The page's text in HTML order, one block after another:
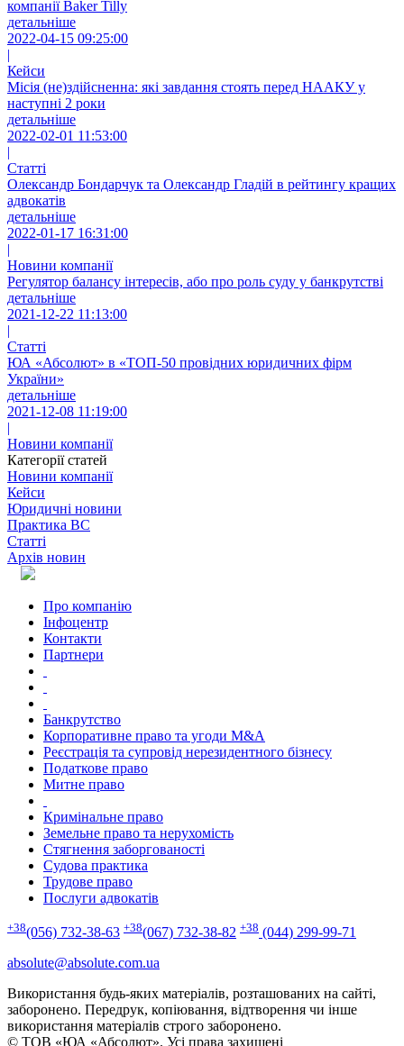
компанії Baker Tilly
детальніше
2022-04-15 09:25:00
|
Кейси
Місія (не)здійсненна: які завдання стоять перед НААКУ у
наступні 2 роки
детальніше
2022-02-01 11:53:00
|
Статті
Олександр Бондарчук та Олександр Гладій в рейтингу кращих
адвокатів
детальніше
2022-01-17 16:31:00
|
Новини компанії
Регулятор балансу інтересів, або про роль суду у банкрутстві
детальніше
2021-12-22 11:13:00
|
Статті
ЮА «Абсолют» в «ТОП-50 провідних юридичних фірм
України»
детальніше
2021-12-08 11:19:00
|
Новини компанії
Категорії статей
Новини компанії
Кейси
Юридичні новини
Практика ВС
Статті
Архів новин
Про компанію
Інфоцентр
Контакти
Партнери
Банкрутство
Корпоративне право та угоди M&A
Реєстрація та супровід нерезидентного бізнесу
Податкове право
Митне право
Кримінальне право
Земельне право та нерухомість
Стягнення заборгованості
Судова практика
Трудове право
Послуги адвокатів
+38(056) 732-38-63 +38(067) 732-38-82 +38 (044) 299-99-71
absolute@absolute.com.ua
Використання будь-яких матеріалів, розташованих на сайті,
заборонено. Передрук, копіювання, відтворення чи інше
використання матеріалів строго заборонено.
© ТОВ «ЮА «Абсолют». Усі права захищені